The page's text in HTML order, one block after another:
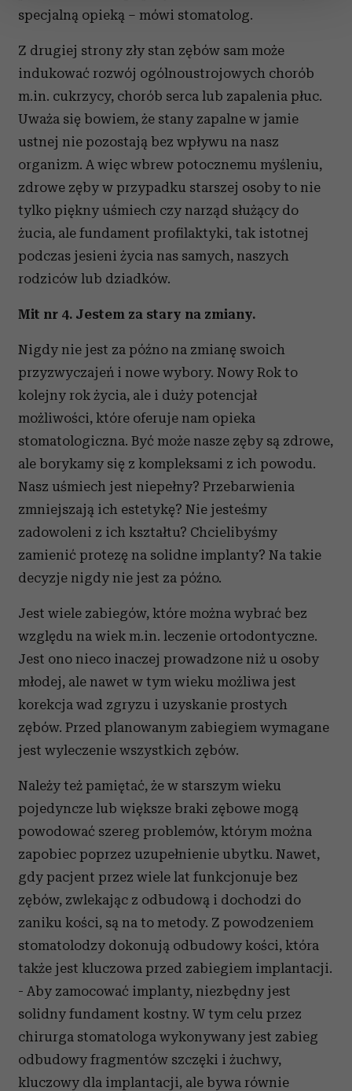
zmienić lub wycofać swoją zgodę w dowolnej chwili.
Wykorzystujemy pliki cookie do spersonalizowania treści
i reklam, aby oferować funkcje społecznościowe i
korzystasz z naszej witryny, udostępniamy partnerom
społecznościowym, reklamowym i analitycznym.
Partnerzy mogą połączyć te informacje z innymi danymi
otrzymanymi od Ciebie lub uzyskanymi podczas
korzystania z ich usług.
specjalną opieką – mówi stomatolog.
Z drugiej strony zły stan zębów sam może
indukować rozwój ogólnoustrojowych chorób
m.in. cukrzycy, chorób serca lub zapalenia płuc.
Uważa się bowiem, że stany zapalne w jamie
ustnej nie pozostają bez wpływu na nasz
organizm. A więc wbrew potocznemu myśleniu,
zdrowe zęby w przypadku starszej osoby to nie
tylko piękny uśmiech czy narząd służący do
żucia, ale fundament profilaktyki, tak istotnej
podczas jesieni życia nas samych, naszych
rodziców lub dziadków.
Mit nr 4. Jestem za stary na zmiany.
Nigdy nie jest za późno na zmianę swoich
przyzwyczajeń i nowe wybory. Nowy Rok to
kolejny rok życia, ale i duży potencjał
możliwości, które oferuje nam opieka
stomatologiczna. Być może nasze zęby są zdrowe,
ale borykamy się z kompleksami z ich powodu.
Nasz uśmiech jest niepełny? Przebarwienia
zmniejszają ich estetykę? Nie jesteśmy
zadowoleni z ich kształtu? Chcielibyśmy
zamienić protezę na solidne implanty? Na takie
decyzje nigdy nie jest za późno.
Jest wiele zabiegów, które można wybrać bez
względu na wiek m.in. leczenie ortodontyczne.
Jest ono nieco inaczej prowadzone niż u osoby
młodej, ale nawet w tym wieku możliwa jest
korekcja wad zgryzu i uzyskanie prostych
zębów. Przed planowanym zabiegiem wymagane
jest wyleczenie wszystkich zębów.
Należy też pamiętać, że w starszym wieku
pojedyncze lub większe braki zębowe mogą
powodować szereg problemów, którym można
zapobiec poprzez uzupełnienie ubytku. Nawet,
gdy pacjent przez wiele lat funkcjonuje bez
zębów, zwlekając z odbudową i dochodzi do
zaniku kości, są na to metody. Z powodzeniem
stomatolodzy dokonują odbudowy kości, która
także jest kluczowa przed zabiegiem implantacji.
- Aby zamocować implanty, niezbędny jest
solidny fundament kostny. W tym celu przez
chirurga stomatologa wykonywany jest zabieg
odbudowy fragmentów szczęki i żuchwy,
kluczowy dla implantacji, ale bywa równie